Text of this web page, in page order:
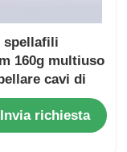
spellafili
160g multiuso
cavi di
tagliare fili,
avvolgere,
utensili
Invia richiesta